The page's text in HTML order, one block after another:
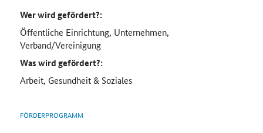
Wer wird gefördert?:
Öffentliche Einrichtung, Unternehmen,
Verband/Vereinigung
Was wird gefördert?:
Arbeit, Gesundheit & Soziales
FÖRDERPROGRAMM